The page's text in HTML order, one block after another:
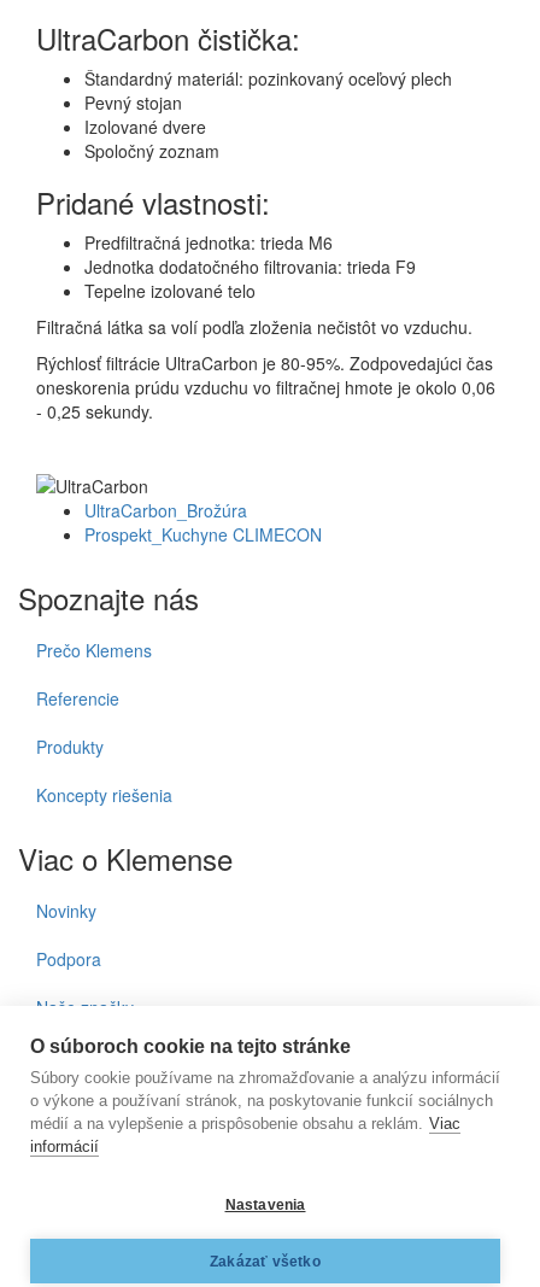
UltraCarbon čistička:
Štandardný materiál: pozinkovaný oceľový plech
Pevný stojan
Izolované dvere
Spoločný zoznam
Pridané vlastnosti:
Predfiltračná jednotka: trieda M6
Jednotka dodatočného filtrovania: trieda F9
Tepelne izolované telo
Filtračná látka sa volí podľa zloženia nečistôt vo vzduchu.
Rýchlosť filtrácie UltraCarbon je 80-95%. Zodpovedajúci čas
oneskorenia prúdu vzduchu vo filtračnej hmote je okolo 0,06
- 0,25 sekundy.
UltraCarbon_Brožúra
Prospekt_Kuchyne CLIMECON
Spoznajte nás
Prečo Klemens
Referencie
Produkty
Koncepty riešenia
Viac o Klemense
Novinky
Podpora
Naše značky
Kontakty
Prihlásenie do noviniek
E-mail
KLEMENS, s.r.o., Nižnianska 6572/2, 080 06 Ľubotice, e-
klemens@klemens.sk, mobil: +42 (1) 917 350 013
O súboroch cookie na tejto stránke
Súbory cookie používame na zhromažďovanie a analýzu informácií
o výkone a používaní stránok, na poskytovanie funkcií sociálnych
médií a na vylepšenie a prispôsobenie obsahu a reklám. Viac
informácií
Nastavenia
Zakázať všetko